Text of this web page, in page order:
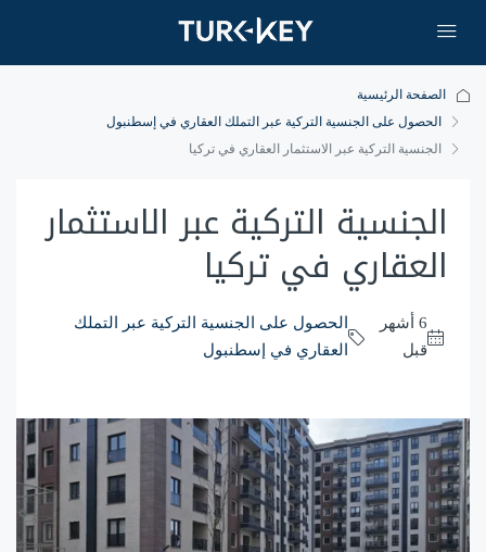
الصفحة الرئيسية
الحصول على الجنسية التركية عبر التملك العقاري في إسطنبول
الجنسية التركية عبر الاستثمار العقاري في تركيا
الجنسية التركية عبر الاستثمار
العقاري في تركيا
‏6 أشهر
قبل
الحصول على الجنسية التركية عبر التملك
العقاري في إسطنبول